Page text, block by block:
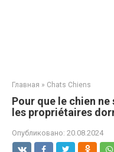
Главная » Chats Chiens
Pour que le chien ne
les propriétaires
Опубликовано: 20.08.2024